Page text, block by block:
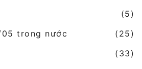
(5)
trong nước
(25)
(33)